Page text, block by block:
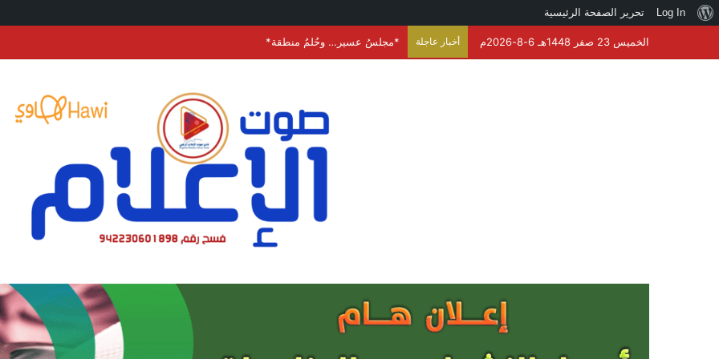
نبذة
ووردبريس
Log In تحرير الصفحة الرئيسية
الخميس 23 صفر 1448هـ 6-8-2026م أخبار عاجلة بعض الفعاليات.. (ليتهم استخاروا )